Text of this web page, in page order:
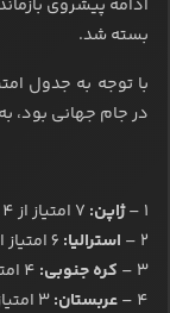
ادامه پیشروی
بسته شد.
با توجه به جدول
در جام جهانی بود،
1 – ژاپن:
2 –
استرالیا:
3 –
کره جنوبی:
4 –
عربستان: